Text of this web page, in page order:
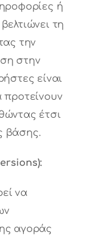
ή
τη
την
στην
είναι
προτείνουν
έτσι
βάσης.
να
αγοράς